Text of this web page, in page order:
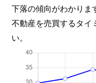
下落の傾向がわかりま
不動産を売買するタイ
い。